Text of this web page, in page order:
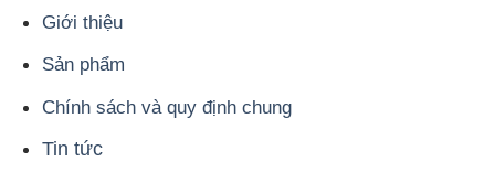
Giới thiệu
Sản phẩm
Chính sách và quy định chung
Tin tức